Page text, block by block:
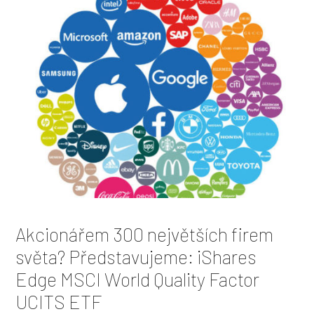
Akcionářem 300 největších firem
světa? Představujeme: iShares
Edge MSCI World Quality Factor
UCITS ETF